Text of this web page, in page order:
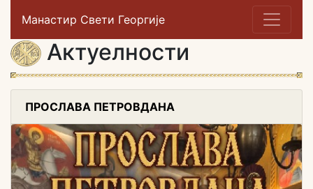
Манастир Свети Георгије
Актуелности
ПРОСЛАВА ПЕТРОВДАНА